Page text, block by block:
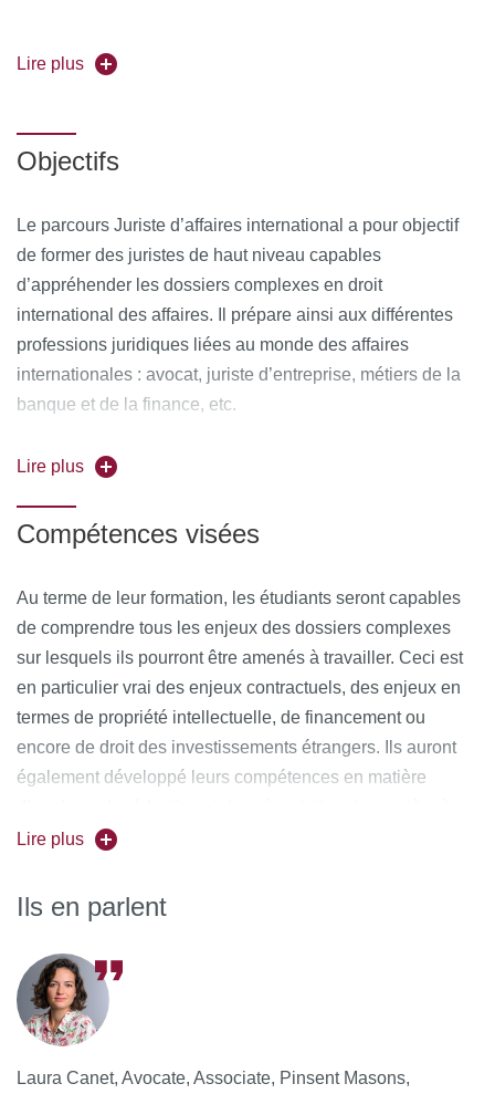
d'Enseignements) en scannant le QR Code :
Lire plus
Objectifs
Le parcours Juriste d’affaires international a pour objectif
de former des juristes de haut niveau capables
d’appréhender les dossiers complexes en droit
international des affaires. Il prépare ainsi aux différentes
professions juridiques liées au monde des affaires
internationales : avocat, juriste d’entreprise, métiers de la
banque et de la finance, etc.
Lire plus
Compétences visées
Au terme de leur formation, les étudiants seront capables
de comprendre tous les enjeux des dossiers complexes
sur lesquels ils pourront être amenés à travailler. Ceci est
en particulier vrai des enjeux contractuels, des enjeux en
termes de propriété intellectuelle, de financement ou
encore de droit des investissements étrangers. Ils auront
également développé leurs compétences en matière
être opérationnels dans le cadre des structures appelées à
Lire plus
Ils en parlent
Laura Canet, Avocate, Associate, Pinsent Masons,